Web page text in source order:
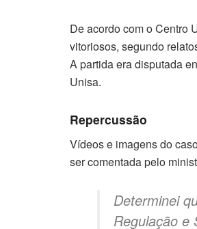
De acordo com o Centro
vitoriosos, segundo
A partida era disputada
Unisa.
Repercussão
Vídeos e imagens do
ser comentada pelo
Determinei
Regulação e